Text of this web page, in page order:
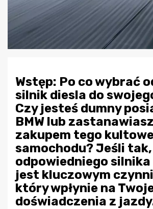
Wstęp: Po co wybrać
silnik diesla do
Czy jesteś dumny
BMW lub
zakupem tego
samochodu? Jeśli
odpowiedniego silnika
jest kluczowym
który wpłynie na
doświadczenia z